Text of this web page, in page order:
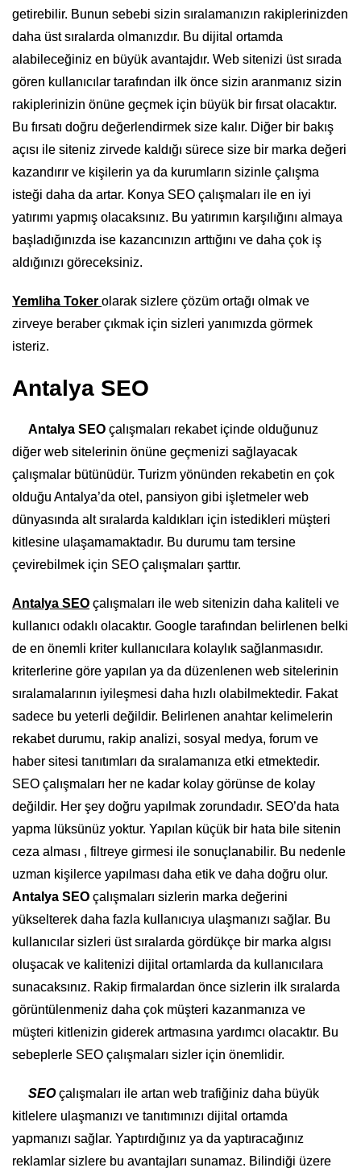
getirebilir. Bunun sebebi sizin sıralamanızın rakiplerinizden
daha üst sıralarda olmanızdır. Bu dijital ortamda
alabileceğiniz en büyük avantajdır. Web sitenizi üst sırada
gören kullanıcılar tarafından ilk önce sizin aranmanız sizin
rakiplerinizin önüne geçmek için büyük bir fırsat olacaktır.
Bu fırsatı doğru değerlendirmek size kalır. Diğer bir bakış
açısı ile siteniz zirvede kaldığı sürece size bir marka değeri
kazandırır ve kişilerin ya da kurumların sizinle çalışma
isteği daha da artar. Konya SEO çalışmaları ile en iyi
yatırımı yapmış olacaksınız. Bu yatırımın karşılığını almaya
başladığınızda ise kazancınızın arttığını ve daha çok iş
aldığınızı göreceksiniz.
Yemliha Toker olarak sizlere çözüm ortağı olmak ve
zirveye beraber çıkmak için sizleri yanımızda görmek
isteriz.
Antalya SEO
Antalya SEO çalışmaları rekabet içinde olduğunuz
diğer web sitelerinin önüne geçmenizi sağlayacak
çalışmalar bütünüdür. Turizm yönünden rekabetin en çok
olduğu Antalya’da otel, pansiyon gibi işletmeler web
dünyasında alt sıralarda kaldıkları için istedikleri müşteri
kitlesine ulaşamamaktadır. Bu durumu tam tersine
çevirebilmek için SEO çalışmaları şarttır.
Antalya SEO çalışmaları ile web sitenizin daha kaliteli ve
kullanıcı odaklı olacaktır. Google tarafından belirlenen belki
de en önemli kriter kullanıcılara kolaylık sağlanmasıdır.
kriterlerine göre yapılan ya da düzenlenen web sitelerinin
sıralamalarının iyileşmesi daha hızlı olabilmektedir. Fakat
sadece bu yeterli değildir. Belirlenen anahtar kelimelerin
rekabet durumu, rakip analizi, sosyal medya, forum ve
haber sitesi tanıtımları da sıralamanıza etki etmektedir.
SEO çalışmaları her ne kadar kolay görünse de kolay
değildir. Her şey doğru yapılmak zorundadır. SEO’da hata
yapma lüksünüz yoktur. Yapılan küçük bir hata bile sitenin
ceza alması , filtreye girmesi ile sonuçlanabilir. Bu nedenle
uzman kişilerce yapılması daha etik ve daha doğru olur.
Antalya SEO çalışmaları sizlerin marka değerini
yükselterek daha fazla kullanıcıya ulaşmanızı sağlar. Bu
kullanıcılar sizleri üst sıralarda gördükçe bir marka algısı
oluşacak ve kalitenizi dijital ortamlarda da kullanıcılara
sunacaksınız. Rakip firmalardan önce sizlerin ilk sıralarda
görüntülenmeniz daha çok müşteri kazanmanıza ve
müşteri kitlenizin giderek artmasına yardımcı olacaktır. Bu
sebeplerle SEO çalışmaları sizler için önemlidir.
SEOçalışmaları ile artan web trafiğiniz daha büyük
kitlelere ulaşmanızı ve tanıtımınızı dijital ortamda
yapmanızı sağlar. Yaptırdığınız ya da yaptıracağınız
reklamlar sizlere bu avantajları sunamaz. Bilindiği üzere